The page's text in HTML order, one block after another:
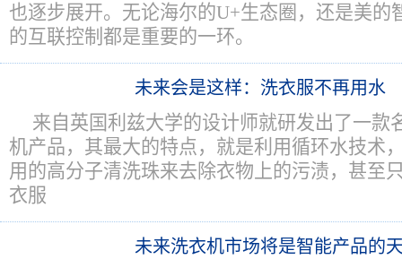
也逐步展开。无论海尔的U+生态圈，还是美的
的互联控制都是重要的一环。
未来会是这样：洗衣服不再用水
来自英国利兹大学的设计师就研发出了一款
机产品，其最大的特点，就是利用循环水技术
用的高分子清洗珠来去除衣物上的污渍，甚至
衣服
未来洗衣机市场将是智能产品的